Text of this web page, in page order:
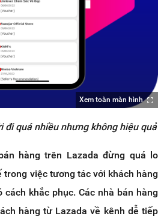
Xem toàn màn hình
đi quá nhiều nhưng không hiệu quả
hàng trên Lazada đừng quá lo
trong việc tương tác với khách hàng
khắc phục. Các nhà bán hàng
hàng từ Lazada về kênh dễ tiếp